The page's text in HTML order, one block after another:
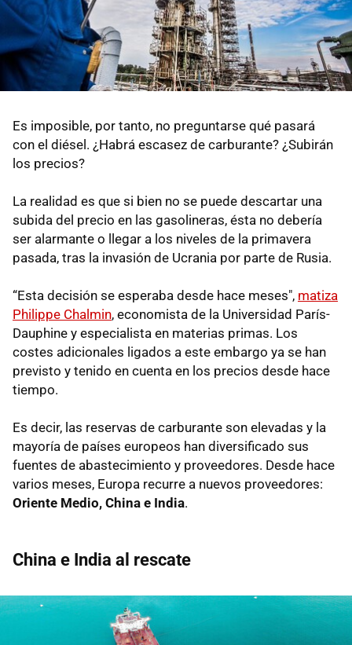
Es imposible, por tanto, no preguntarse qué pasará
con el diésel. ¿Habrá escasez de carburante? ¿Subirán
los precios?
La realidad es que si bien no se puede descartar una
subida del precio en las gasolineras, ésta no debería
ser alarmante o llegar a los niveles de la primavera
pasada, tras la invasión de Ucrania por parte de Rusia.
“Esta decisión se esperaba desde hace meses", matiza
Philippe Chalmin, economista de la Universidad París-
Dauphine y especialista en materias primas. Los
costes adicionales ligados a este embargo ya se han
previsto y tenido en cuenta en los precios desde hace
tiempo.
Es decir, las reservas de carburante son elevadas y la
mayoría de países europeos han diversificado sus
fuentes de abastecimiento y proveedores. Desde hace
varios meses, Europa recurre a nuevos proveedores:
Oriente Medio, China e India.
China e India al rescate